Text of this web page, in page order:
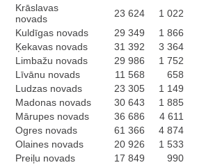
Krāslavas
novads
23 624 1 022
Kuldīgas novads
29 349 1 866
Ķekavas novads
31 392 3 364
Limbažu novads
29 986 1 752
Līvānu novads
11 568 658
Ludzas novads
23 305 1 149
Madonas novads
30 643 1 885
Mārupes novads
36 686 4 611
Ogres novads
61 366 4 874
Olaines novads
20 926 1 533
Preiļu novads
17 849 990